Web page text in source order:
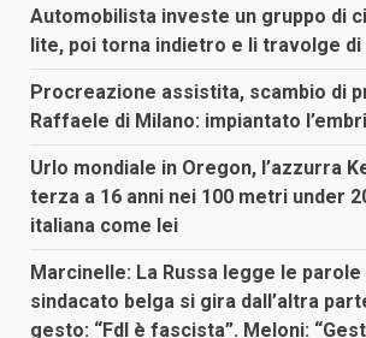
Automobilista investe un gruppo di
lite, poi torna indietro e li travolge
Procreazione assistita, scambio di
Raffaele di Milano: impiantato
Urlo mondiale in Oregon, l’azzurra
terza a 16 anni nei 100 metri under
italiana come lei
Marcinelle: La Russa legge le
sindacato belga si gira dall’altra
gesto: “FdI è fascista”. Meloni: